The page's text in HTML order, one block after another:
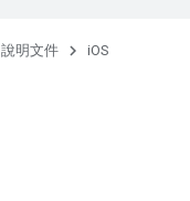
說明文件
iOS